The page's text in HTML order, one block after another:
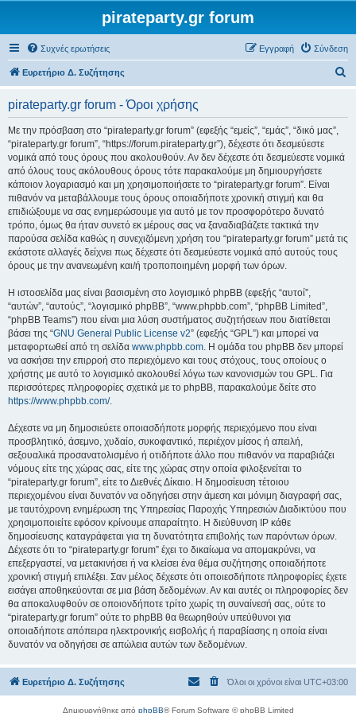
pirateparty.gr forum
Συχνές ερωτήσεις Σύνδεση
Εγγραφή
Ευρετήριο Δ. Συζήτησης
pirateparty.gr forum - Όροι χρήσης
Με την πρόσβαση στο “pirateparty.gr forum” (εφεξής “εμείς”, “εμάς”, “δικό μας”,
“pirateparty.gr forum”, “https://forum.pirateparty.gr”), δέχεστε ότι δεσμεύεστε
νομικά από τους όρους που ακολουθούν. Αν δεν δέχεστε ότι δεσμεύεστε νομικά
από όλους τους ακόλουθους όρους τότε παρακαλούμε μη δημιουργήσετε
κάποιον λογαριασμό και μη χρησιμοποιήσετε το “pirateparty.gr forum”. Είναι
πιθανόν να μεταβάλλουμε τους όρους οποιαδήποτε χρονική στιγμή και θα
επιδιώξουμε να σας ενημερώσουμε για αυτό με τον προσφορότερο δυνατό
τρόπο, όμως θα ήταν συνετό εκ μέρους σας να ξαναδιαβάζετε τακτικά την
παρούσα σελίδα καθώς η συνεχιζόμενη χρήση του “pirateparty.gr forum” μετά τις
εκάστοτε αλλαγές δείχνει πως δέχεστε ότι δεσμεύεστε νομικά από αυτούς τους
όρους με την ανανεωμένη και/ή τροποποιημένη μορφή των όρων.
Η ιστοσελίδα μας είναι βασισμένη στο λογισμικό phpBB (εφεξής “αυτοί”,
“αυτών”, “αυτούς”, “λογισμικό phpBB”, “www.phpbb.com”, “phpBB Limited”,
“phpBB Teams”) που είναι μια λύση συστήματος συζητήσεων που διατίθεται
βάσει της “GNU General Public License v2” (εφεξής “GPL”) και μπορεί να
μεταφορτωθεί από τη σελίδα www.phpbb.com. Η ομάδα του phpBB δεν μπορεί
να ασκήσει την επιρροή στο περιεχόμενο και τους στόχους, τους οποίους ο
χρήστης με αυτό το λογισμικό ακολουθεί λόγω των κανονισμών του GPL. Για
περισσότερες πληροφορίες σχετικά με το phpBB, παρακαλούμε δείτε στο
https://www.phpbb.com/.
Δέχεστε να μη δημοσιεύετε οποιασδήποτε μορφής περιεχόμενο που είναι
προσβλητικό, άσεμνο, χυδαίο, συκοφαντικό, περιέχον μίσος ή απειλή,
σεξουαλικά προσανατολισμένο ή οτιδήποτε άλλο που πιθανόν να παραβιάζει
νόμους είτε της χώρας σας, είτε της χώρας στην οποία φιλοξενείται το
“pirateparty.gr forum”, είτε το Διεθνές Δίκαιο. Η δημοσίευση τέτοιου
περιεχομένου είναι δυνατόν να οδηγήσει στην άμεση και μόνιμη διαγραφή σας,
με ταυτόχρονη ενημέρωση της Υπηρεσίας Παροχής Υπηρεσιών Διαδικτύου που
χρησιμοποιείτε εφόσον κρίνουμε απαραίτητο. Η διεύθυνση IP κάθε
δημοσίευσης καταγράφεται για τη δυνατότητα επιβολής των παρόντων όρων.
Δέχεστε ότι το “pirateparty.gr forum” έχει το δικαίωμα να απομακρύνει, να
επεξεργαστεί, να μετακινήσει ή να κλείσει ένα θέμα συζήτησης οποιαδήποτε
χρονική στιγμή επιλέξει. Σαν μέλος δέχεστε ότι οποιεσδήποτε πληροφορίες έχετε
εισάγει αποθηκεύονται σε μια βάση δεδομένων. Αν και αυτές οι πληροφορίες δεν
θα αποκαλυφθούν σε οποιονδήποτε τρίτο χωρίς τη συναίνεσή σας, ούτε το
“pirateparty.gr forum” ούτε το phpBB θα θεωρηθούν υπεύθυνοι για
οποιαδήποτε απόπειρα ηλεκτρονικής εισβολής ή παραβίασης η οποία είναι
δυνατόν να οδηγήσει σε απώλεια αυτών των δεδομένων.
Ευρετήριο Δ. Συζήτησης Όλοι οι χρόνοι είναι UTC+03:00
Δημιουργήθηκε από phpBB® Forum Software © phpBB Limited